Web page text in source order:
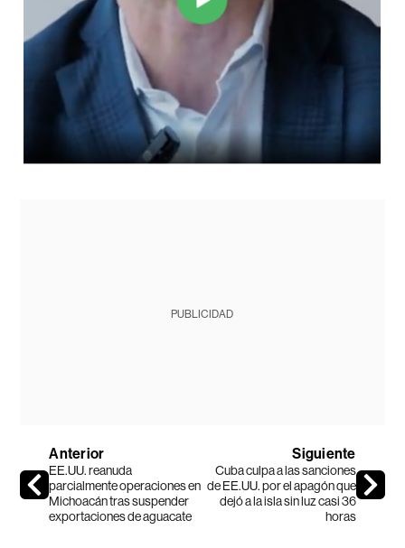
PUBLICIDAD
Anterior
EE.UU. reanuda
parcialmente operaciones en
Michoacán tras suspender
exportaciones de aguacate
Siguiente
Cuba culpa a las sanciones
de EE.UU. por el apagón que
dejó a la isla sin luz casi 36
horas